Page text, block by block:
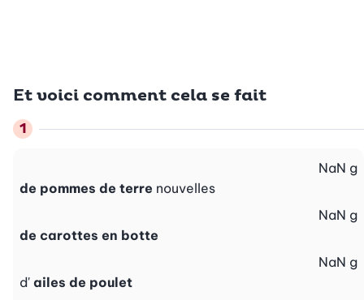
Et voici comment cela se fait
de pommes de terre nouvelles
NaN g
de carottes en botte
NaN g
d' ailes de poulet
NaN g